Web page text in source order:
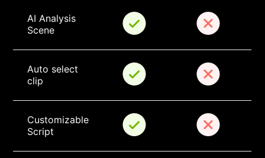
AI Analysis
Scene
Auto select
clip
Customizable
Script